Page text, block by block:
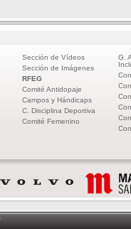
Sección de Vídeos
Sección de Imágenes
RFEG
Comité Antidopaje
Campos y Hándicaps
C. Disciplina Deportiva
Comité Femenino
G.